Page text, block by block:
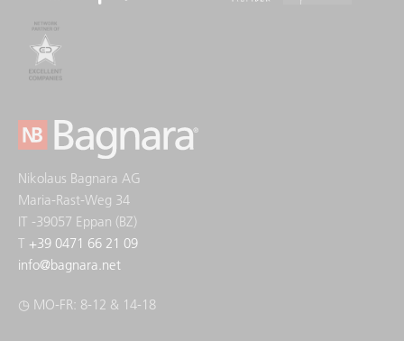
Nikolaus Bagnara AG
Maria-Rast-Weg 34
IT -39057 Eppan (BZ)
T +39 0471 66 21 09
info@bagnara.net
◷ MO-FR: 8-12 & 14-18